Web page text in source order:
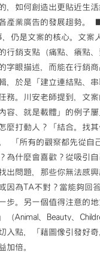
〉
，如何創造出更貼近生
產業廣告的發展趨勢。
仍是文案的核心。文案
行銷支點（痛點、癢點、
字眼描述，而能在行銷
，於是「建立連結點、串
務。川安老師提到，文
容、就是載體」的例子屢
麼打動人？「結合。找
「所有的觀察都先從自
為什麼會喜歡？從吸引
出問題，那些你無法感
因為TA不對？當能夠回
步。另一個值得注意的
（Animal、Beauty、
入點，「藉圖像引發好
加倍。